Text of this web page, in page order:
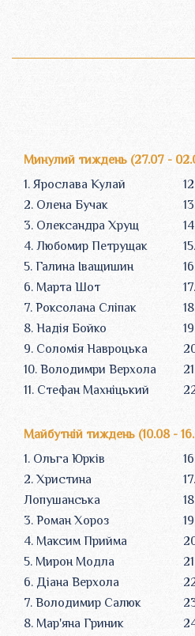
Минулий тиждень (27.07 -
1. Ярослава Кулай
2. Олена Бучак
3. Олександра Хрущ
4. Любомир Петрущак
5. Галина Іващишин
6. Марта Шот
7. Роксолана Сліпак
8. Надія Бойко
9. Соломія Навроцька
10. Володимри Верхола
11. Стефан Махніцький
Майбутній тиждень (10.08 -
1. Ольга Юрків
2. Христина
Лопушанська
3. Роман Хороз
4. Максим Прийма
5. Мирон Модла
6. Діана Верхола
7. Володимир Салюк
8. Мар'яна Гриник